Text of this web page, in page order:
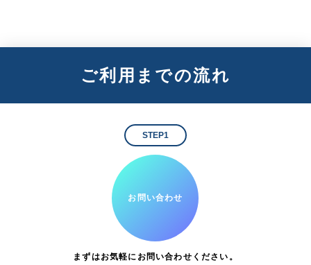
ご利用までの流れ
STEP1
お問い合わせ
まずはお気軽にお問い合わせください。